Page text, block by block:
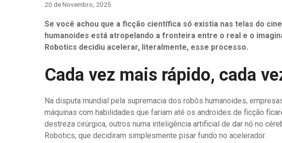
20 de Novembro, 2025
Se você achou que a ficção científica só existia nas telas do
humanoides está atropelando a fronteira entre o real e o
Robotics decidiu acelerar, literalmente, esse processo.
Cada vez mais rápido, cada
Na disputa mundial pela supremacia dos robôs humanoides,
máquinas com habilidades que fariam até os androides de ficção
destreza cirúrgica, outros numa inteligência artificial de dar nó no
Robotics, que decidiram simplesmente pisar fundo no acelerador.